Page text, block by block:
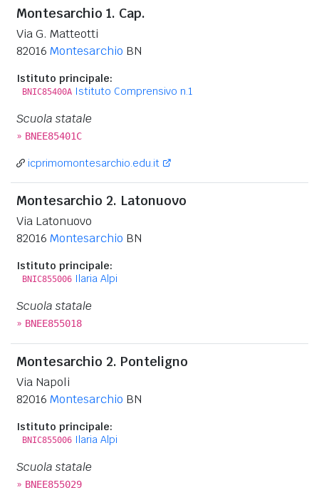
Montesarchio 1. Cap.
Via G. Matteotti
82016 Montesarchio BN
Istituto principale:
BNIC85400A Istituto Comprensivo n.1
Scuola statale
» BNEE85401C
icprimomontesarchio.edu.it
Montesarchio 2. Latonuovo
Via Latonuovo
82016 Montesarchio BN
Istituto principale:
BNIC855006 Ilaria Alpi
Scuola statale
» BNEE855018
Montesarchio 2. Ponteligno
Via Napoli
82016 Montesarchio BN
Istituto principale:
BNIC855006 Ilaria Alpi
Scuola statale
» BNEE855029